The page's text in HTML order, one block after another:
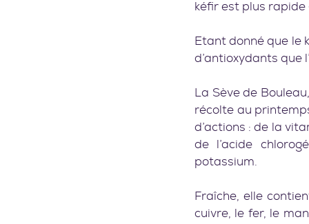
kéfir est plus rapide
Etant donné que le
d’antioxydants que
La Sève de
récolte au
d’actions : de la
de l’acide
potassium.
Fraîche, elle
cuivre, le fer, le